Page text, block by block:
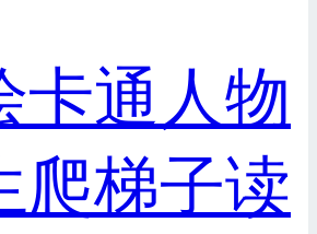
卡通人物
爬梯子读